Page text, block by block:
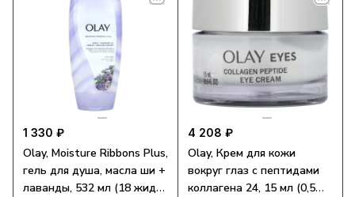
1 330 ₽
Olay, Moisture Ribbons Plus,
гель для душа, масла ши +
лаванды, 532 мл (18 жидк.
4 208 ₽
Olay, Крем для кожи
вокруг глаз с пептидами
коллагена 24, 15 мл (0,5